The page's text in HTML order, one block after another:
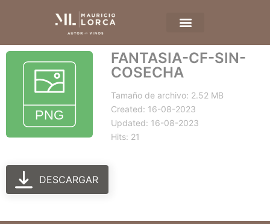
FANTASIA-CF-SIN-
COSECHA
Tamaño de archivo: 2.52 MB
Created: 16-08-2023
Updated: 16-08-2023
Hits: 21
DESCARGAR